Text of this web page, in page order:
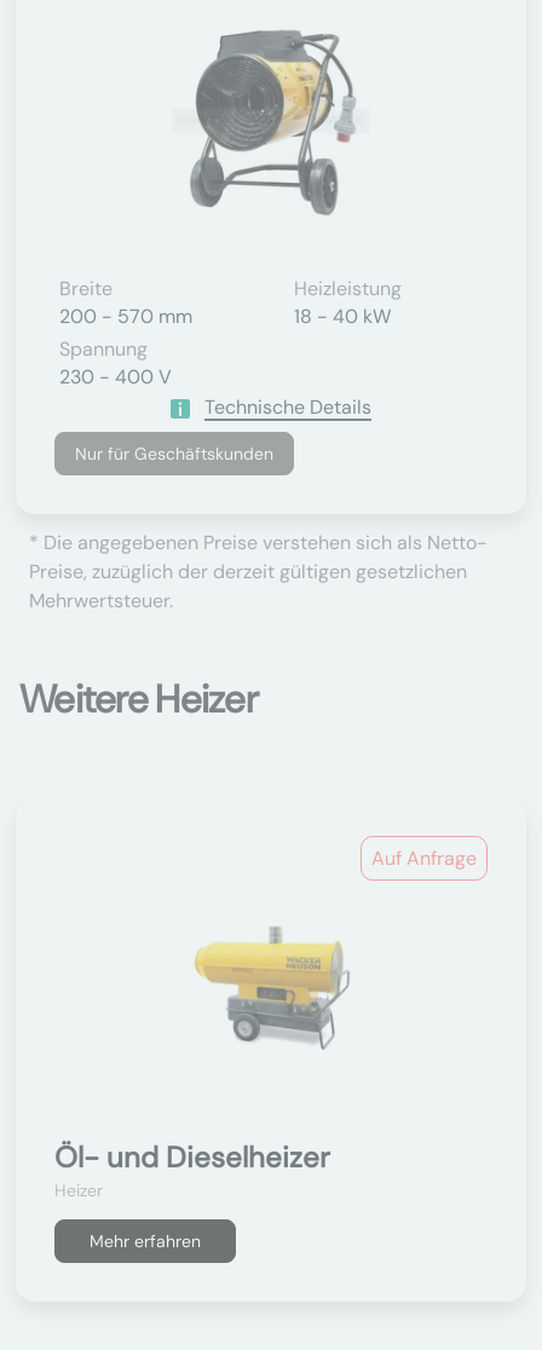
Breite
200 - 570 mm
Heizleistung
18 - 40 kW
Spannung
230 - 400 V
Technische Details
Nur für Geschäftskunden
* Die angegebenen Preise verstehen sich als Netto-
Preise, zuzüglich der derzeit gültigen gesetzlichen
Mehrwertsteuer.
Weitere Heizer
Auf Anfrage
Öl- und Dieselheizer
Heizer
Mehr erfahren